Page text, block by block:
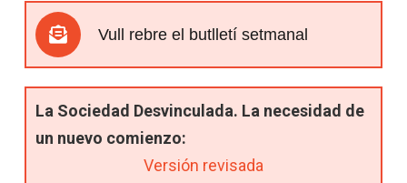
Vull rebre el butlletí setmanal
La Sociedad Desvinculada. La necesidad de
un nuevo comienzo:
Versión revisada